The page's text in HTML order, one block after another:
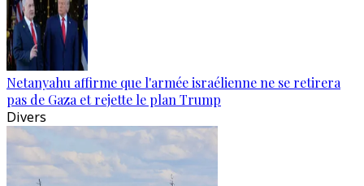
Netanyahu affirme que l'armée israélienne ne se retirera
pas de Gaza et rejette le plan Trump
Divers